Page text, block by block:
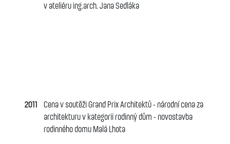
v ateliéru ing.arch. Jana Sedláka
2011
Cena v soutěži Grand Prix Architektů - národní cena za
architekturu v kategorii rodinný dům - novostavba
rodinného domu Malá Lhota